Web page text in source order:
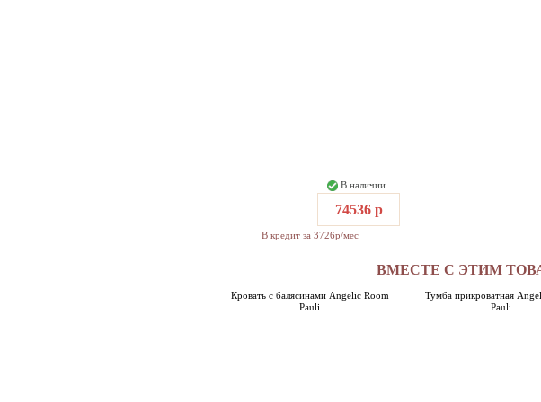
В наличии
74536 р
В кредит за 3726р/мес
ВМЕСТЕ С ЭТИМ
Кровать с балясинами Angelic Room
Pauli
Тумба прикроватная
Pauli